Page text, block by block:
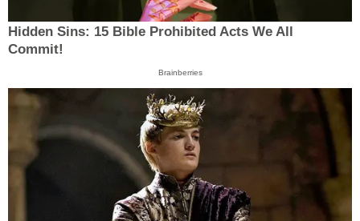
Hidden Sins: 15 Bible Prohibited Acts We All
Commit!
Brainberries